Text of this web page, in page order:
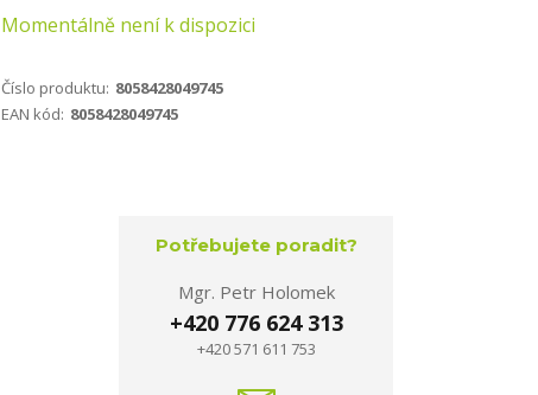
Momentálně není k dispozici
Číslo produktu: 8058428049745
EAN kód: 8058428049745
Potřebujete poradit?
Mgr. Petr Holomek
+420 776 624 313
+420 571 611 753